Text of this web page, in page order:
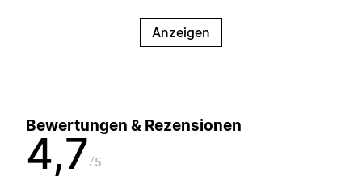
Anzeigen
Bewertungen & Rezensionen
4,7 5